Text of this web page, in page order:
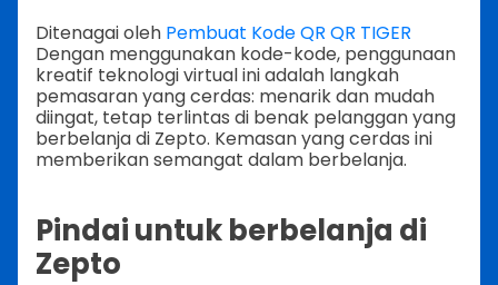
Ditenagai oleh Pembuat Kode QR QR TIGER
Dengan menggunakan kode-kode, penggunaan
kreatif teknologi virtual ini adalah langkah
pemasaran yang cerdas: menarik dan mudah
diingat, tetap terlintas di benak pelanggan yang
berbelanja di Zepto. Kemasan yang cerdas ini
memberikan semangat dalam berbelanja.
Pindai untuk berbelanja di
Zepto